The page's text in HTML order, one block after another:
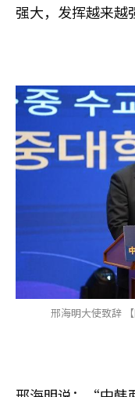
强大，发挥越来越
邢海明大使致辞